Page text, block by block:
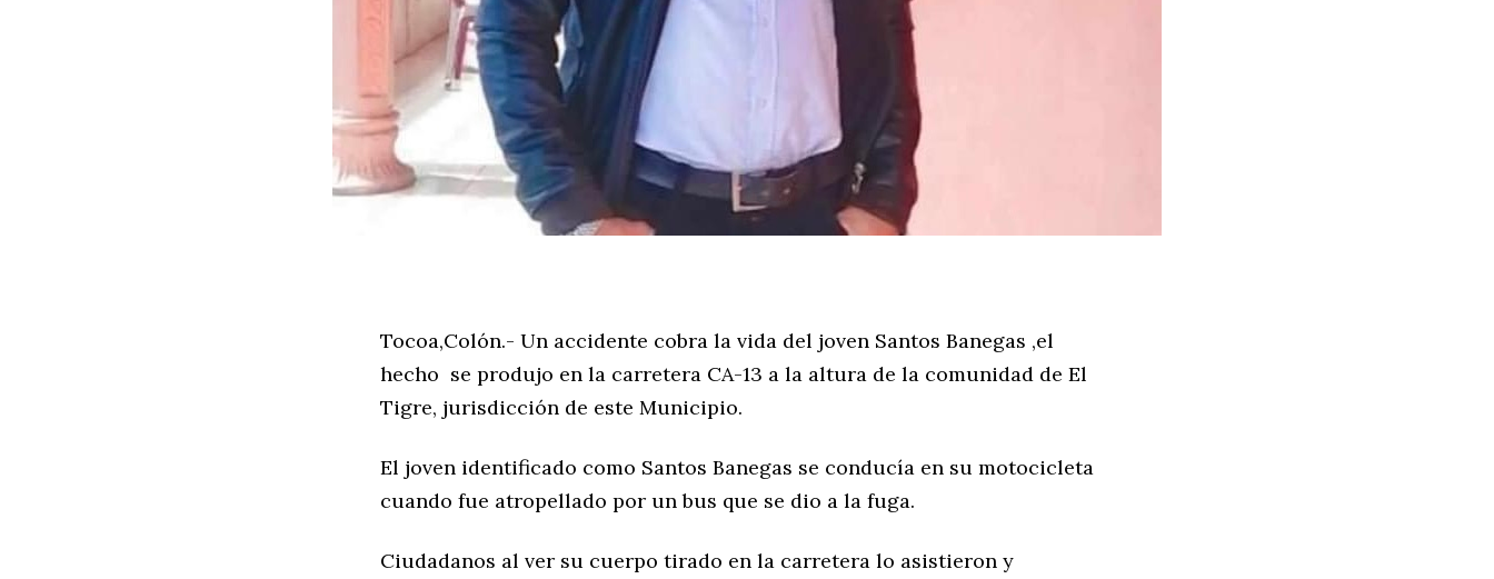
Tocoa,Colón.- Un accidente cobra la vida del joven Santos Banegas ,el
hecho se produjo en la carretera CA-13 a la altura de la comunidad de El
Tigre, jurisdicción de este Municipio.
El joven identificado como Santos Banegas se conducía en su motocicleta
cuando fue atropellado por un bus que se dio a la fuga.
Ciudadanos al ver su cuerpo tirado en la carretera lo asistieron y